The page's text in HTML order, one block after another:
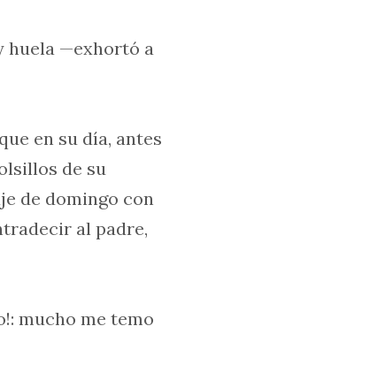
huela —exhortó a
en su día, antes
de su
de domingo con
al padre,
mucho me temo